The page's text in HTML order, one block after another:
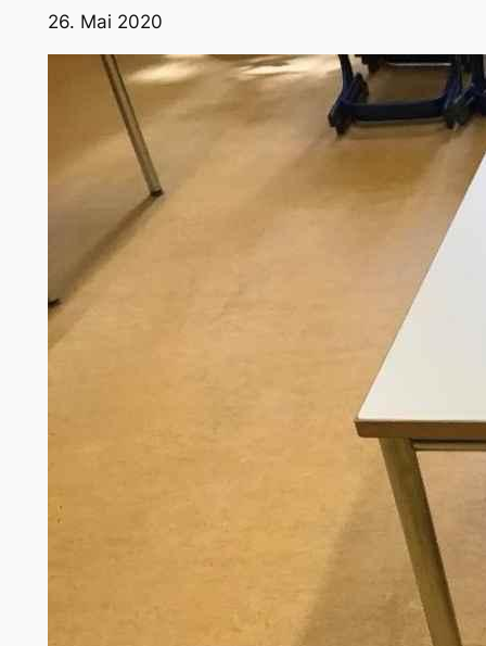
26. Mai 2020